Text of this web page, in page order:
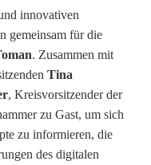
innovativen
gemeinsam für die
. Zusammen mit
Tina
, Kreisvorsitzender der
zu Gast, um sich
zu informieren, die
des digitalen